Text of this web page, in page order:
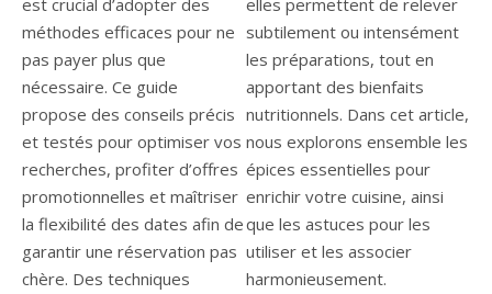
est crucial d’adopter des
méthodes efficaces pour ne
pas payer plus que
nécessaire. Ce guide
propose des conseils précis
et testés pour optimiser vos
recherches, profiter d’offres
promotionnelles et maîtriser
la flexibilité des dates afin de
garantir une réservation pas
chère. Des techniques
elles permettent de relever
subtilement ou intensément
les préparations, tout en
apportant des bienfaits
nutritionnels. Dans cet article,
nous explorons ensemble les
épices essentielles pour
enrichir votre cuisine, ainsi
que les astuces pour les
utiliser et les associer
harmonieusement.